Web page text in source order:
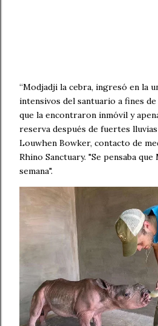
“Modjadji la cebra, ingresó en la
intensivos del santuario a fines
que la encontraron inmóvil y
reserva después de fuertes
Louwhen Bowker, contacto de
Rhino Sanctuary. "Se pensaba
semana".